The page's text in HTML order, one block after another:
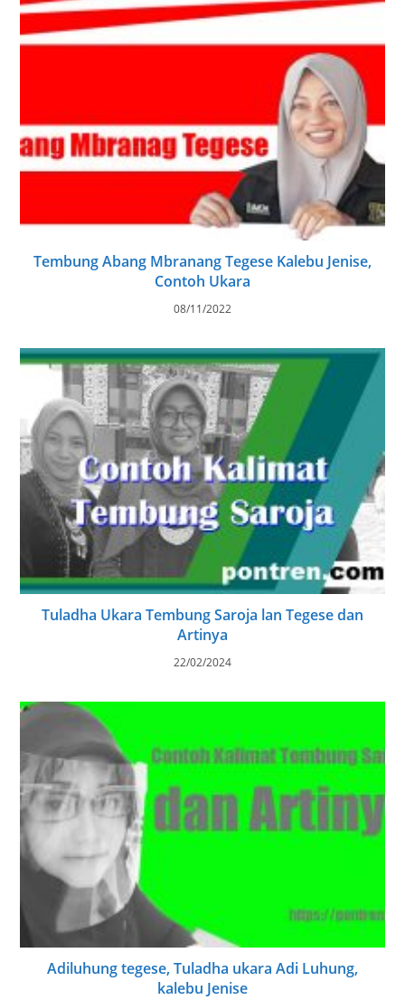
Tembung Abang Mbranang Tegese Kalebu Jenise,
Contoh Ukara
08/11/2022
Tuladha Ukara Tembung Saroja lan Tegese dan
Artinya
22/02/2024
Adiluhung tegese, Tuladha ukara Adi Luhung,
kalebu Jenise